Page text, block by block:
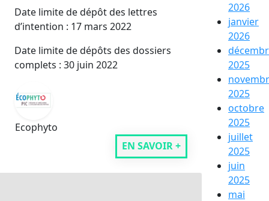
Date limite de dépôt des lettres
d’intention : 17 mars 2022
Date limite de dépôts des dossiers
complets : 30 juin 2022
Ecophyto
EN SAVOIR +
2026
janvier
2026
2025
2025
octobre
2025
juillet
2025
juin
2025
mai